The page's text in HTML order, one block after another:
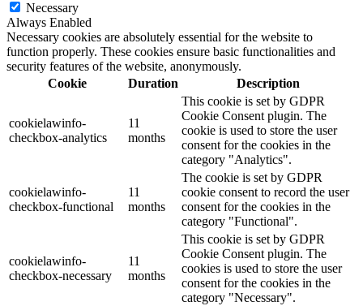
Necessary
Always Enabled
Necessary cookies are absolutely essential for the website to
function properly. These cookies ensure basic functionalities and
security features of the website, anonymously.
Cookie
Duration Description
cookielawinfo-
checkbox-analytics
11
months
This cookie is set by GDPR
Cookie Consent plugin. The
cookie is used to store the user
consent for the cookies in the
category "Analytics".
cookielawinfo-
checkbox-functional
11
months
The cookie is set by GDPR
cookie consent to record the user
consent for the cookies in the
category "Functional".
cookielawinfo-
checkbox-necessary
11
months
This cookie is set by GDPR
Cookie Consent plugin. The
cookies is used to store the user
consent for the cookies in the
category "Necessary".